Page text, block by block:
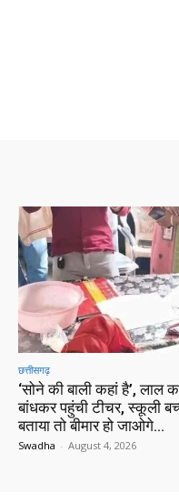
छत्तीसगढ़
‘सोने की बाली कहां है’, लाल
बांधकर पहुंची टीचर, स्कूली
बताया तो बीमार हो जाओगे…
Swadha - August 4, 2026